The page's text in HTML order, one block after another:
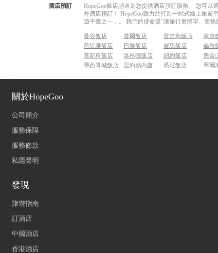
酒店預訂
HopeGoo飯店頻道為您提供酒店預訂服務。 您可
外酒店預訂！ HopeGoo致力於打造一站式線上旅
遊平臺之一，。 我們的使命是“讓旅行更簡單、更
曼谷飯店 首爾飯店 普吉島飯店
東京
芭堤雅飯店
巴黎飯店 羅馬飯店
倫敦
莫斯科飯店
洛杉磯飯店 紐約飯店
舊金
墨西哥城飯店
里約熱內盧飯店 悉尼飯店 墨爾
關於HopeGoo
公司簡介
服務保障
服務條款
私隱聲明
發現
旅遊指南
訂酒店
中國酒店
香港酒店